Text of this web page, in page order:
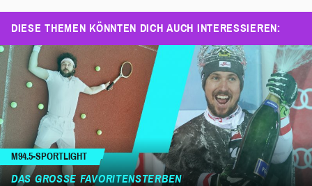
DIESE THEMEN KÖNNTEN DICH AUCH INTERESSIEREN:
M94.5-SPORTLIGHT
DAS GROSSE FAVORITENSTERBEN